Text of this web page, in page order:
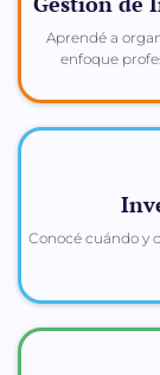
Aprendé a
enfoque
Conocé cuándo y